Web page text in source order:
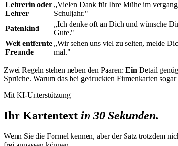
Lehrerin oder
Lehrer
„Vielen Dank für Ihre Mühe im
Schuljahr."
Patenkind
„Ich denke oft an Dich und wünsche
Gute."
Weit entfernte
Freunde
„Wir sehen uns viel zu selten, melde
mal."
Zwei Regeln stehen neben den Paaren: Ein Detail
Sprüche. Warum das bei gedruckten Firmenkarten
Mit KI-Unterstützung
Ihr Kartentext in 30 Sekunden.
Wenn Sie die Formel kennen, aber der Satz trotzdem